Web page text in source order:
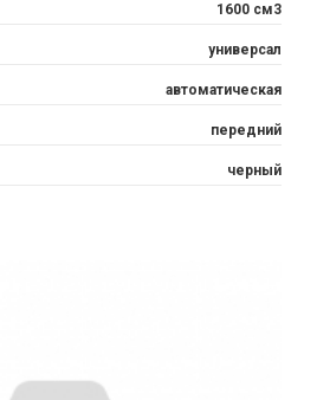
1600 см3
универсал
автоматическая
передний
черный